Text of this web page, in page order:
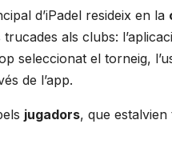
d’iPadel resideix en la
als clubs:
seleccionat el torneig,
de l’app.
jugadors, que